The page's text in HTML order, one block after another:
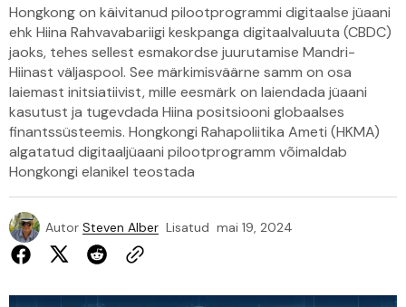
Hongkong on käivitanud pilootprogrammi digitaalse jüaani
ehk Hiina Rahvavabariigi keskpanga digitaalvaluuta (CBDC)
jaoks, tehes sellest esmakordse juurutamise Mandri-
Hiinast väljaspool. See märkimisväärne samm on osa
laiemast initsiatiivist, mille eesmärk on laiendada jüaani
kasutust ja tugevdada Hiina positsiooni globaalses
finantssüsteemis. Hongkongi Rahapoliitika Ameti (HKMA)
algatatud digitaaljüaani pilootprogramm võimaldab
Hongkongi elanikel teostada
Autor Steven Alber Lisatud mai 19, 2024